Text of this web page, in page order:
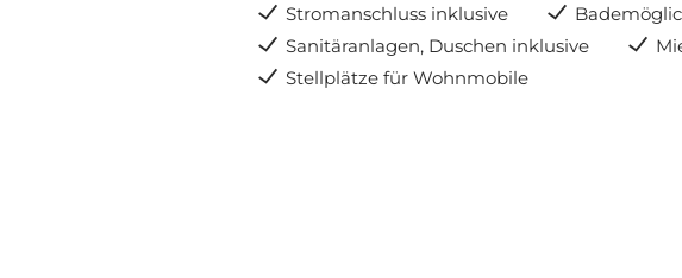
Stromanschluss inklusive
Sanitäranlagen, Duschen inklusive
Stellplätze für Wohnmobile